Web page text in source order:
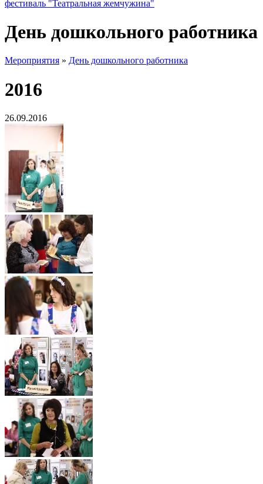
фестиваль "Театральная жемчужина"
День дошкольного работника
Мероприятия » День дошкольного работника
2016
26.09.2016